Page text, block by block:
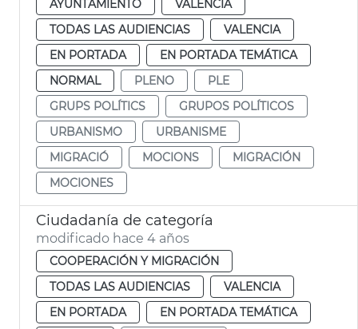
AYUNTAMIENTO
VALENCIA
TODAS LAS AUDIENCIAS
VALENCIA
EN PORTADA
EN PORTADA TEMÁTICA
NORMAL
PLENO
PLE
GRUPS POLÍTICS
GRUPOS POLÍTICOS
URBANISMO
URBANISME
MIGRACIÓ
MOCIONS
MIGRACIÓN
MOCIONES
Ciudadanía de categoría
modificado hace 4 años
COOPERACIÓN Y MIGRACIÓN
TODAS LAS AUDIENCIAS
VALENCIA
EN PORTADA
EN PORTADA TEMÁTICA